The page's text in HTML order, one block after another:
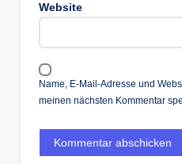
Website
Name, E-Mail-Adresse und
meinen nächsten Kommentar